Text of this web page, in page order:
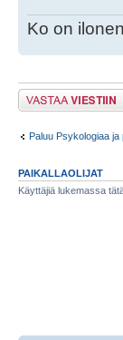
Ko on
Lähetä vastaus
Paluu Psykologiaa
PAIKALLAOLIJAT
Käyttäjiä lukemassa